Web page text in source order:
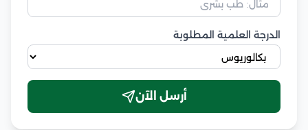
الدرجة العلمية المطلوبة
أرسل الآن